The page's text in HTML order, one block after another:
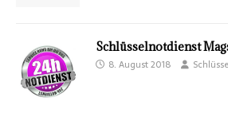
Schlüsselnotdienst
8. August 2018